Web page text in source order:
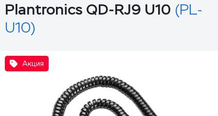
Plantronics QD-RJ9 U10 (PL-
U10)
Акция